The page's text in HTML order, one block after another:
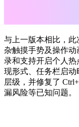
与上一版本相比，
杂触摸手势及操作
录和支持开启个人
现形式、任务栏启
层级，并修复了
漏风险等已知问题。